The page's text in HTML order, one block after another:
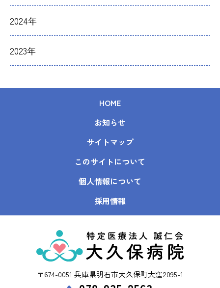
2024年
2023年
HOME
お知らせ
サイトマップ
このサイトについて
個人情報について
採用情報
〒674-0051 兵庫県明石市大久保町大窪2095-1